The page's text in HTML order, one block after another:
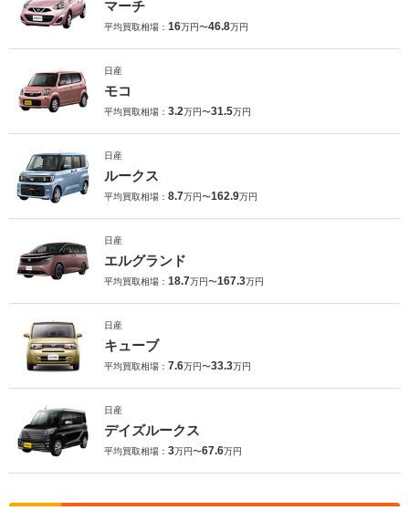
マーチ
平均買取相場： 16万円〜46.8万円
日産
モコ
平均買取相場： 3.2万円〜31.5万円
日産
ルークス
平均買取相場： 8.7万円〜162.9万円
日産
エルグランド
平均買取相場： 18.7万円〜167.3万円
日産
キューブ
平均買取相場： 7.6万円〜33.3万円
日産
デイズルークス
平均買取相場： 3万円〜67.6万円